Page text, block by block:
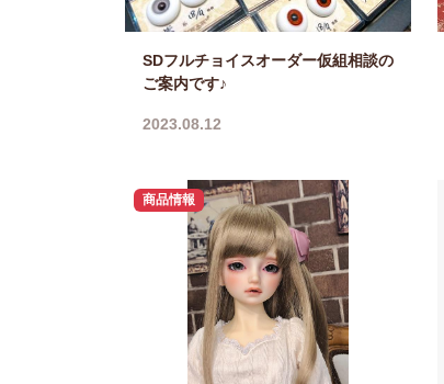
SDフルチョイスオーダー仮組相談の
ご案内です♪
2023.08.12
商品情報